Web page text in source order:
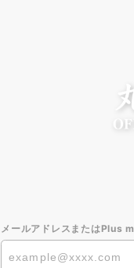
メールアドレスまたはPlus